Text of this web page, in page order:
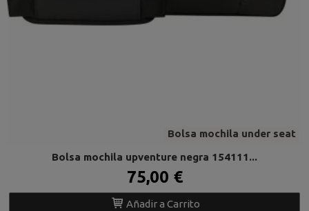
Bolsa mochila under seat
Bolsa mochila upventure negra 154111...
75,00 €
Añadir a Carrito